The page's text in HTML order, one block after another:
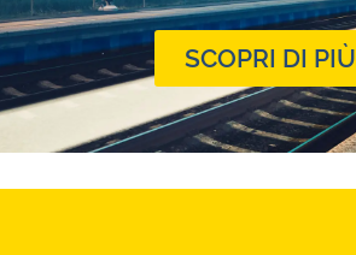
SCOPRI DI PIÙ